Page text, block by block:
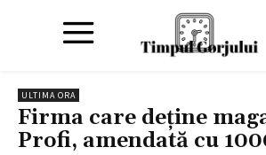
ULTIMA ORA
Firma care deține
Profi, amendată cu